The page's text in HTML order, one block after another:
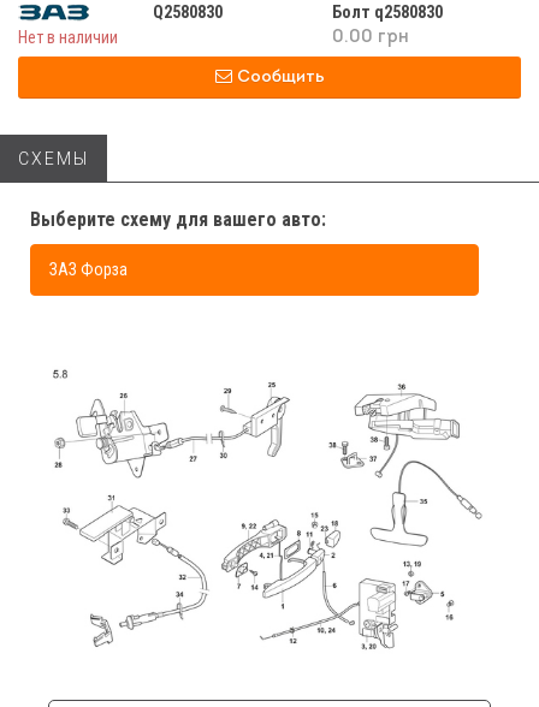
Q2580830
Болт q2580830
Нет в наличии
0.00 грн
Сообщить
СХЕМЫ
Выберите схему для вашего авто:
ЗАЗ Форза